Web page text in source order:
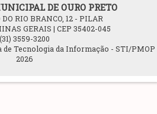
DE OURO PRETO
RIO BRANCO, 12 - PILAR
GERAIS | CEP 35402-045
(31) 3559-3200
de Tecnologia da Informação - STI/PMOP
2026